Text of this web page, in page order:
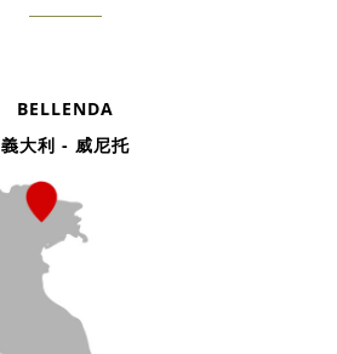
BELLENDA
義大利 - 威尼托